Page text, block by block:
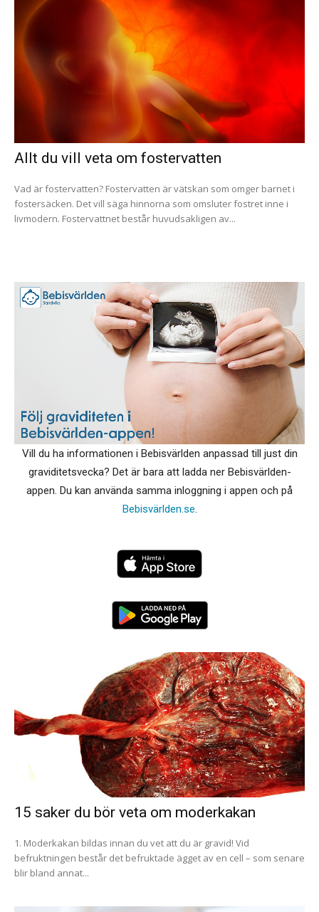
Allt du vill veta om fostervatten
Vad är fostervatten? Fostervatten är vätskan som omger barnet i
fostersäcken. Det vill säga hinnorna som omsluter fostret inne i
livmodern. Fostervattnet består huvudsakligen av...
Vill du ha informationen i Bebisvärlden anpassad till just din
graviditetsvecka? Det är bara att ladda ner Bebisvärlden-
appen. Du kan använda samma inloggning i appen och på
Bebisvärlden.se.
15 saker du bör veta om moderkakan
1. Moderkakan bildas innan du vet att du är gravid! Vid
befruktningen består det befruktade ägget av en cell – som senare
blir bland annat...